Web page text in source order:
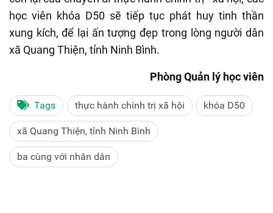
học viên khóa D50 sẽ tiếp tục phát huy tinh thần
xung kích, để lại ấn tượng đẹp trong lòng người dân
xã Quang Thiện, tỉnh Ninh Bình.
Phòng Quản lý học viên
Tags thực hành chính trị xã hội khóa D50
xã Quang Thiện, tỉnh Ninh Bình
ba cùng với nhân dân